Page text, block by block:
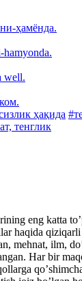
ҳамёнда.
well.
ҳақида
тенглик
eng katta
haqida qiziqarli
mehnat, ilm,
Har bir